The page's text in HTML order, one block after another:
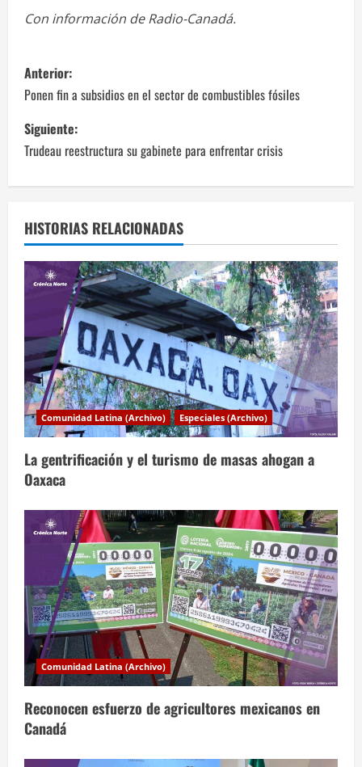
Con información de Radio-Canadá.
N
a
v
e
a
c
ó
n
d
e
e
n
a
d
a
s
Anterior:
Ponen fin a subsidios en el sector de combustibles fósiles
Siguiente:
Trudeau reestructura su gabinete para enfrentar crisis
HISTORIAS RELACIONADAS
Comunidad Latina (Archivo) Especiales (Archivo)
La gentrificación y el turismo de masas ahogan a
Oaxaca
Comunidad Latina (Archivo)
Reconocen esfuerzo de agricultores mexicanos en
Canadá